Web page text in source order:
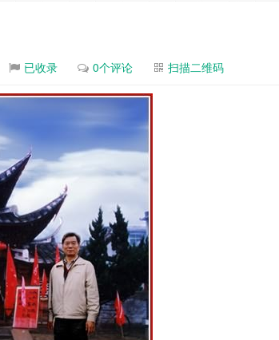
已收录 0个评论 扫描二维码